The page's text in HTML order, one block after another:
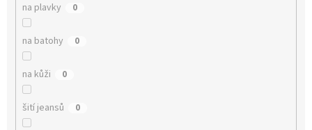
na plavky 0
na batohy 0
na kůži 0
šití jeansů 0